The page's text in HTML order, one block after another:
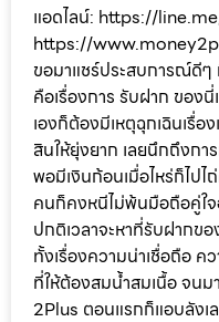
แอดไลน์: https://
https://
ขอมาแชร์ประสบการณ์ดีๆ
คือเรื่องการ รับฝาก ของ
เองก็ต้องมีเหตุฉุกเฉินเรื่
สินให้ยุ่งยาก เลยนึกถึงกา
พอมีเงินก้อนเมื่อไหร่ก็ไป
คนก็คงหนีไม่พ้นมือถือคู่ใจ
ปกติเวลาจะหาที่รับฝากข
ทั้งเรื่องความน่าเชื่อถือ
ที่ให้ต้องสมน้ำสมเนื้อ จนม
2Plus ตอนแรกก็แอบลังเ